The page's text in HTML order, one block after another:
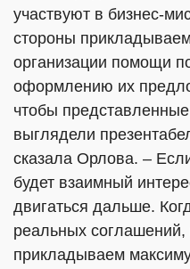
участвуют в бизнес-
стороны
организации помощи
оформлению их
чтобы
выглядели
сказала Орлова. –
будет взаимный
двигаться дальше.
реальных
прикладываем